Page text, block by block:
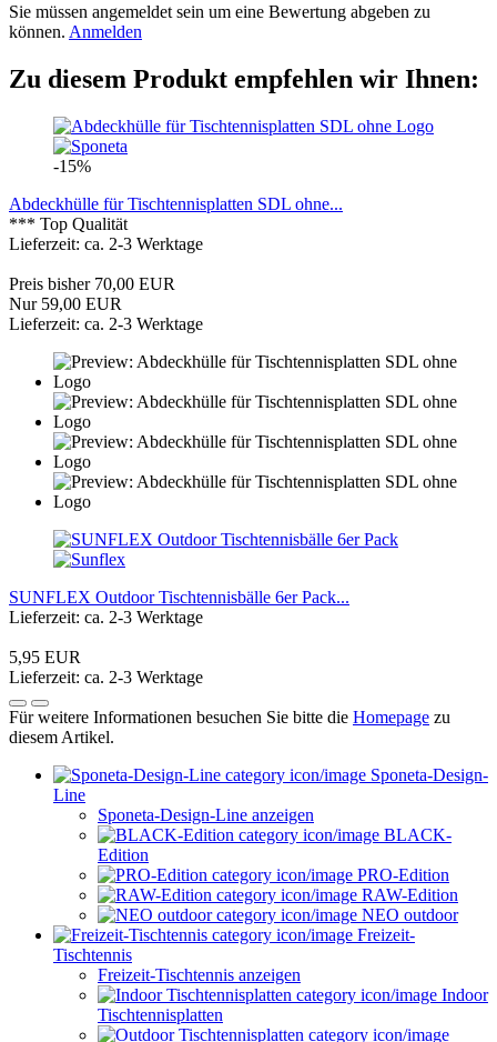
Sie müssen angemeldet sein um eine Bewertung abgeben zu
können. Anmelden
Zu diesem Produkt empfehlen wir Ihnen:
-15%
Abdeckhülle für Tischtennisplatten SDL ohne...
*** Top Qualität
Lieferzeit: ca. 2-3 Werktage
Preis bisher 70,00 EUR
Nur 59,00 EUR
Lieferzeit: ca. 2-3 Werktage
SUNFLEX Outdoor Tischtennisbälle 6er Pack...
Lieferzeit: ca. 2-3 Werktage
5,95 EUR
Lieferzeit: ca. 2-3 Werktage
Für weitere Informationen besuchen Sie bitte die Homepage zu
diesem Artikel.
Sponeta-Design-
Line
Sponeta-Design-Line anzeigen
BLACK-
Edition
PRO-Edition
RAW-Edition
NEO outdoor
Freizeit-
Tischtennis
Freizeit-Tischtennis anzeigen
Indoor
Tischtennisplatten